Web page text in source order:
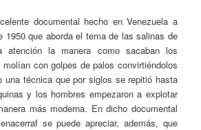
documental hecho en Venezuela a
1950 que aborda el tema de las salinas de
la manera como sacaban los
con golpes de palos convirtiéndolos
una técnica que por siglos se repitió hasta
y los hombres empezaron a explotar
más moderna. En dicho documental
se puede apreciar, además, que